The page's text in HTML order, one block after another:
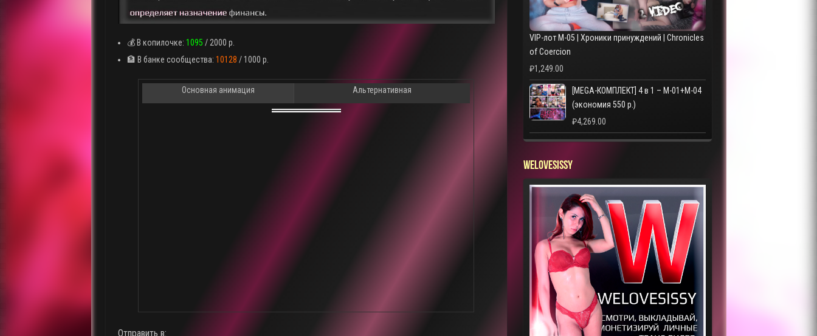
💰 В копилочке: 1095 / 2000 р.
🏦 В банке сообщества: 10128 / 1000 р.
Основная анимация Альтернативная
Отправить в:
VIP-лот M-05 | Хроники принуждений | Chronicles
of Coercion
₽1,249.00
[MEGA-КОМПЛЕКТ] 4 в 1 – M-01+M-04
(экономия 550 р.)
₽4,269.00
WELOVESISSY